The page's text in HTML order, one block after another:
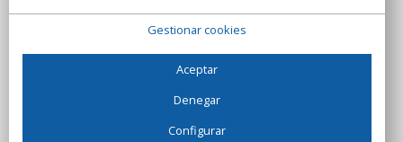
C/Flassaders, 13, Nave 6, 08130 Santa Perpètua de Mogoda
Gestionar cookies
Aceptar
Denegar
Configurar